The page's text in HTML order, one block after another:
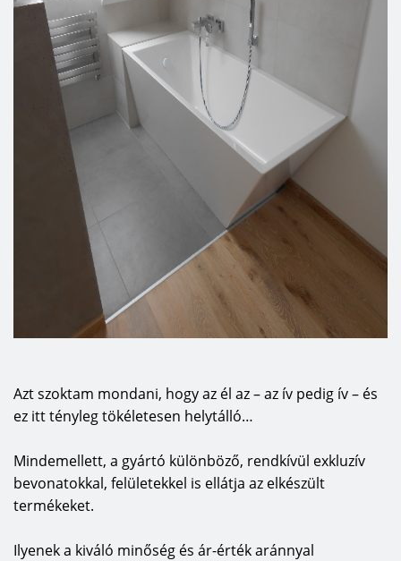
Azt szoktam mondani, hogy az él az – az ív pedig ív – és
ez itt tényleg tökéletesen helytálló…
Mindemellett, a gyártó különböző, rendkívül exkluzív
bevonatokkal, felületekkel is ellátja az elkészült
termékeket.
Ilyenek a kiváló minőség és ár-érték aránnyal